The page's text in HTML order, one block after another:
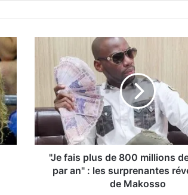
"Je fais plus de 800 millions
par an" : les surprenantes
de Makosso